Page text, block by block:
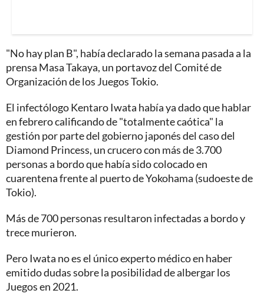
"No hay plan B", había declarado la semana pasada a la
prensa Masa Takaya, un portavoz del Comité de
Organización de los Juegos Tokio.
El infectólogo Kentaro Iwata había ya dado que hablar
en febrero calificando de "totalmente caótica" la
gestión por parte del gobierno japonés del caso del
Diamond Princess, un crucero con más de 3.700
personas a bordo que había sido colocado en
cuarentena frente al puerto de Yokohama (sudoeste de
Tokio).
Más de 700 personas resultaron infectadas a bordo y
trece murieron.
Pero Iwata no es el único experto médico en haber
emitido dudas sobre la posibilidad de albergar los
Juegos en 2021.